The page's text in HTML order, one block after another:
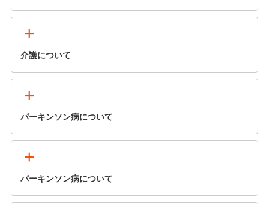
+
介護について
+
パーキンソン病について
+
パーキンソン病について